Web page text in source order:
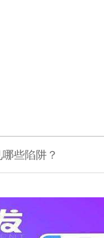
些陷阱？